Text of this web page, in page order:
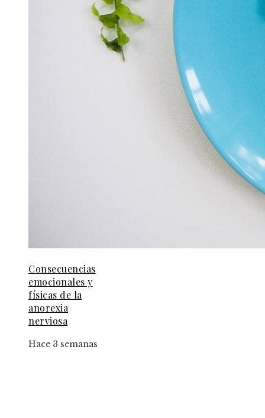
Consecuencias
emocionales y
físicas de la
anorexia
nerviosa
Hace 3 semanas